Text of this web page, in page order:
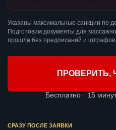
Указаны максимальные санкции по
Подготовим документы для
прошла без предписаний и штрафов.
ПРОВЕРИТЬ,
Бесплатно · 15
СРАЗУ ПОСЛЕ ЗАЯВКИ